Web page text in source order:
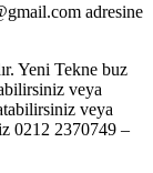
adresine
Yeni Tekne buz
veya
veya
0212 2370749 –